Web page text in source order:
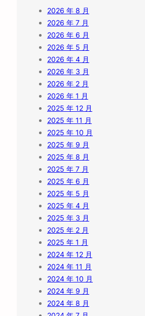
2026 年 8 月
2026 年 7 月
2026 年 6 月
2026 年 5 月
2026 年 4 月
2026 年 3 月
2026 年 2 月
2026 年 1 月
2025 年 12 月
2025 年 11 月
2025 年 10 月
2025 年 9 月
2025 年 8 月
2025 年 7 月
2025 年 6 月
2025 年 5 月
2025 年 4 月
2025 年 3 月
2025 年 2 月
2025 年 1 月
2024 年 12 月
2024 年 11 月
2024 年 10 月
2024 年 9 月
2024 年 8 月